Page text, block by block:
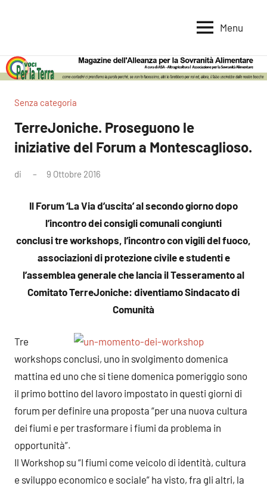
per
la
Terra
per
la
Alimentare
Menu
Senza categoria
TerreJoniche. Proseguono le
iniziative del Forum a Montescaglioso.
di 9 Ottobre 2016
Il Forum ‘La Via d’uscita’ al secondo giorno dopo
l’incontro dei consigli comunali congiunti
conclusi tre workshops, l’incontro con vigili del fuoco,
associazioni di protezione civile e studenti e
l’assemblea generale che lancia il Tesseramentoal
Comitato TerreJoniche: diventiamo Sindacato di
Comunità
Tre
workshops conclusi, uno in svolgimento domenica
mattina ed uno che si tiene domenica pomeriggio sono
il primo bottino del lavoro impostato in questi giorni di
forum per definire una proposta “per una nuova cultura
dei fiumi e per trasformare i fiumi da problema in
opportunità”.
Il Workshop su “I fiumi come veicolo di identità, cultura
e sviluppo economico e sociale” ha visto, fra gli altri, la